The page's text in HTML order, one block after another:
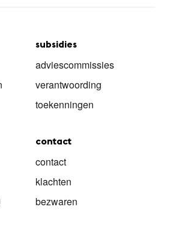
subsidies
adviescommissies
verantwoording
toekenningen
contact
contact
klachten
bezwaren